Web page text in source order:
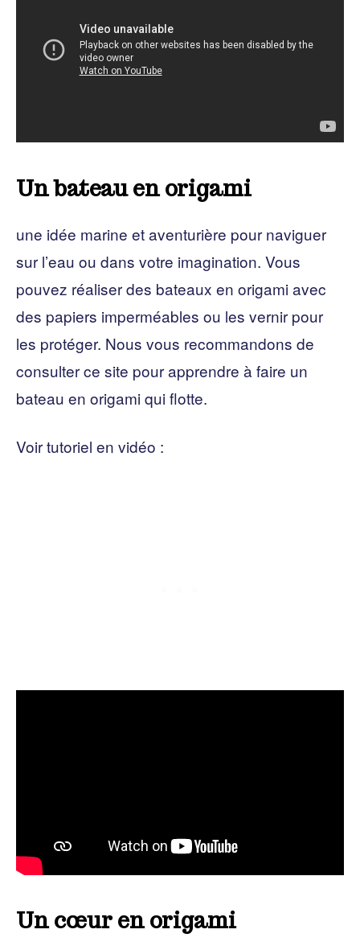
Un bateau en origami
une idée marine et aventurière pour naviguer
sur l’eau ou dans votre imagination. Vous
pouvez réaliser des bateaux en origami avec
des papiers imperméables ou les vernir pour
les protéger. Nous vous recommandons de
consulter ce site pour apprendre à faire un
bateau en origami qui flotte.
Voir tutoriel en vidéo :
Un cœur en origami